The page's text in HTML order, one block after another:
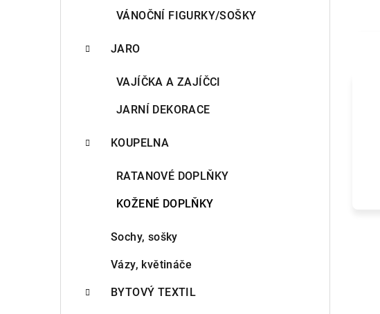
VÁNOČNÍ FIGURKY/SOŠKY
JARO
VAJÍČKA A ZAJÍČCI
JARNÍ DEKORACE
KOUPELNA
RATANOVÉ DOPLŇKY
KOŽENÉ DOPLŇKY
Sochy, sošky
Vázy, květináče
BYTOVÝ TEXTIL